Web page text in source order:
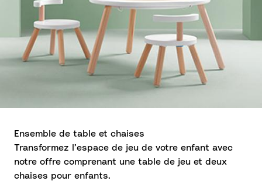
Ensemble de table et chaises
Transformez l’espace de jeu de votre enfant avec
notre offre comprenant une table de jeu et deux
chaises pour enfants.